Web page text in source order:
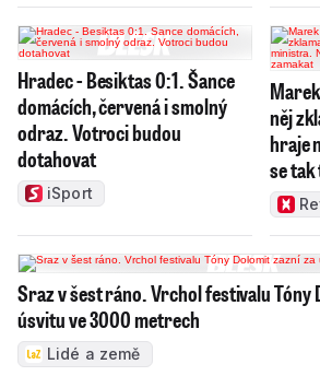
Hradec - Besiktas 0:1. Šance
domácích, červená i smolný
odraz. Votroci budou
dotahovat
iSport
něj
hraje
se
Sraz v šest ráno. Vrchol festivalu Tóny
úsvitu ve 3000 metrech
Lidé a země